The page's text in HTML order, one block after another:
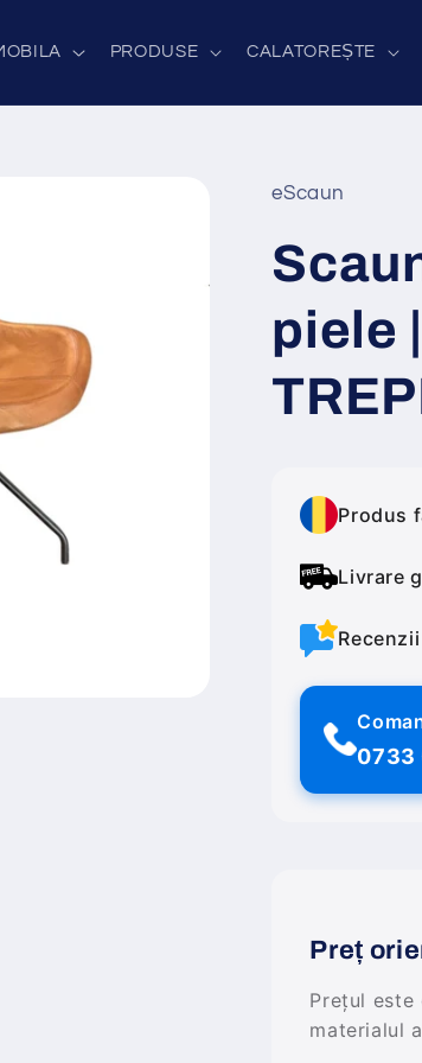
PRODUSE CALATOREȘTE
eScaun
piele
Produs
Livrare
0733
Preț
Prețul
materialul